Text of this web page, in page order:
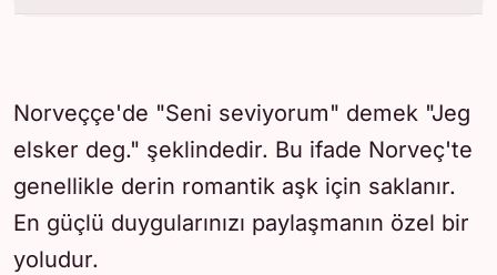
Norveççe'de "Seni seviyorum" demek "Jeg
elsker deg." şeklindedir. Bu ifade Norveç'te
genellikle derin romantik aşk için saklanır.
En güçlü duygularınızı paylaşmanın özel bir
yoludur.